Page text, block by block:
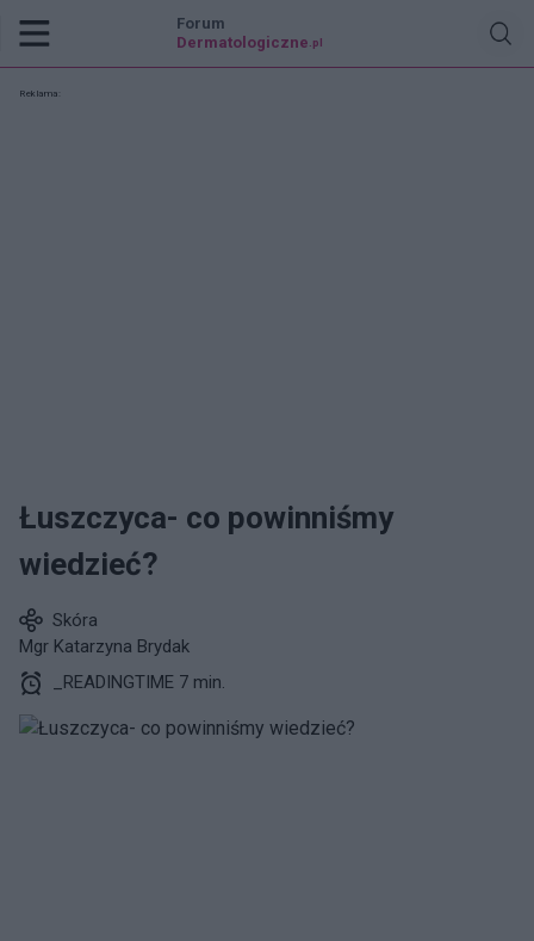
Forum
Dermatologiczne .pl
Reklama:
Łuszczyca- co powinniśmy
wiedzieć?
Skóra
Mgr Katarzyna Brydak
_READINGTIME 7 min.